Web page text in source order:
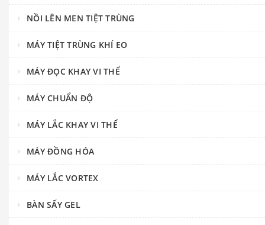
NỒI LÊN MEN TIỆT TRÙNG
MÁY TIỆT TRÙNG KHÍ EO
MÁY ĐỌC KHAY VI THỂ
MÁY CHUẨN ĐỘ
MÁY LẮC KHAY VI THỂ
MÁY ĐỒNG HÓA
MÁY LẮC VORTEX
BÀN SẤY GEL